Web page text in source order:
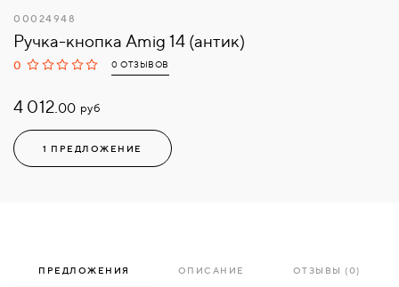
00024948
Ручка-кнопка Amig 14 (антик)
0 0 ОТЗЫВОВ
4 012.00 руб
1 ПРЕДЛОЖЕНИЕ
ПРЕДЛОЖЕНИЯ ОПИСАНИЕ ОТЗЫВЫ (0)